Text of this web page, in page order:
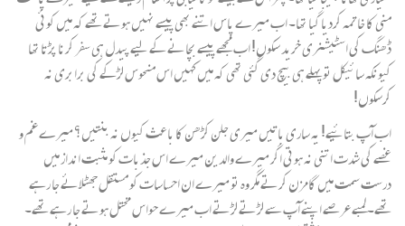
منی کا خاتمہ کردیا گیا تھا۔ اب میرے پاس اتنے بھی پیسے نہیں ہوتے تھے کہ میں کوئی
ڈھنگ کی اسٹیشنری خرید سکوں! اب مجھے پیسے بچانے کے لیے پیدل ہی سفر کرنا پڑتا تھا
کیونکہ سائیکل تو پہلے ہی بیچ دی گئی تھی کہ میں کہیں اس منحوس لڑکے کی برابری نہ
کرسکوں!
اب آپ بتائیے! یہ ساری باتیں میری جلن کڑھن کا باعث کیوں نہ بنتیں؟ میرے غم و
غصے کی شدت اتنی نہ ہوتی اگر میرے والدین میرے اس جذبات کو مثبت انداز میں
درست سمت میں گامزن کرتے مگر وہ تو میرے ان احساسات کو مستقل جھٹلائے جا رہے
تھے۔ لمبے عرصے اپنے آپ سے لڑتے لڑتے اب میرے حواس مختل ہوتے جا رہے تھے۔